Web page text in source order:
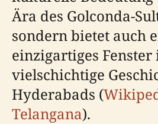
Ära des Golconda-
sondern bietet auch
einzigartiges Fenster
vielschichtige
Hyderabads (
Telangana).